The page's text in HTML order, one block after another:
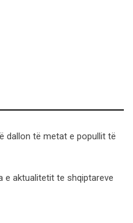
dallon të metat e popullit të
e aktualitetit te shqiptareve